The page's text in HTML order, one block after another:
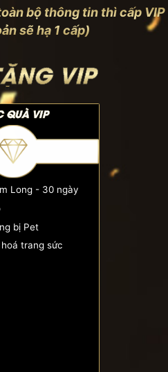
bộ thông tin thì cấp VIP
sẽ hạ 1 cấp)
VIP
QUÀ VIP
Long - 30 ngày
bị Pet
trang sức